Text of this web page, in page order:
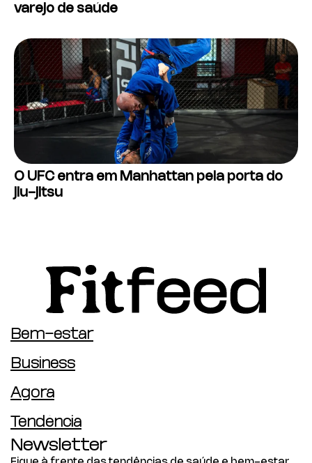
varejo de saúde
O UFC entra em Manhattan pela porta do
jiu-jitsu
Bem-estar
Business
Agora
Tendência
Newsletter